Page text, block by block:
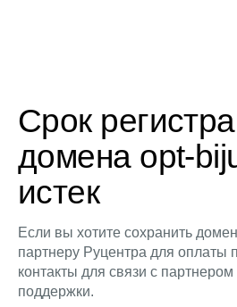
Срок
домена opt-
истек
Если вы хотите сохранить
партнеру Руцентра для оплаты
контакты для связи с
поддержки.